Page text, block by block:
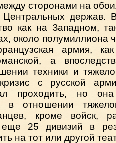
сторонами на
держав.
как на Западном,
около полумиллиона
армия,
а
техники и
с русской
проходить, но
в отношении
кроме войск,
25 дивизий в
на тот или другой